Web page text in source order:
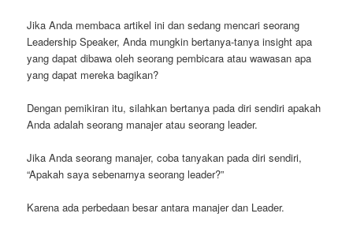
Jika Anda membaca artikel ini dan sedang mencari seorang
Leadership Speaker, Anda mungkin bertanya-tanya insight apa
yang dapat dibawa oleh seorang pembicara atau wawasan apa
yang dapat mereka bagikan?
Dengan pemikiran itu, silahkan bertanya pada diri sendiri apakah
Anda adalah seorang manajer atau seorang leader.
Jika Anda seorang manajer, coba tanyakan pada diri sendiri,
“Apakah saya sebenarnya seorang leader?”
Karena ada perbedaan besar antara manajer dan Leader.